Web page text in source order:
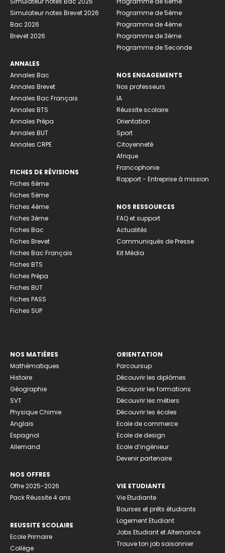
Simulateur notes Brevet 2026
Bac 2026
Brevet 2026
ANNALES
Annales Bac
Annales Brevet
Annales Bac Français
Annales BTS
Annales Prépa
Annales BUT
Annales CRPE
FICHES DE RÉVISIONS
Fiches 6ème
Fiches 5ème
Fiches 4ème
Fiches 3ème
Fiches Bac
Fiches Brevet
Fiches Bac Français
Fiches BTS
Fiches Prépa
Fiches BUT
Fiches PASS
Fiches SUP
Programme de 5ème
Programme de 4ème
Programme de 3ème
Programme de Seconde
NOS ENGAGEMENTS
Nos professeurs
IA
Réussite scolaire
Orientation
Sport
Citoyenneté
Afrique
Francophonie
Rapport - Entreprise à mission
NOS RESSOURCES
FAQ et support
Actualités
Communiqués de Presse
Kit Média
NOS MATIÈRES
Mathématiques
Histoire
Géographie
SVT
Physique Chimie
Anglais
Espagnol
Allemand
NOS OFFRES
Offre 2025-2026
Pack Réussite 4 ans
REUSSITE SCOLAIRE
Ecole Primaire
Collège
ORIENTATION
Parcoursup
Découvrir les diplômes
Découvrir les formations
Découvrir les métiers
Découvrir les écoles
Ecole de commerce
Ecole de design
Ecole d’ingénieur
Devenir partenaire
VIE ETUDIANTE
Vie Etudiante
Bourses et prêts étudiants
Logement Etudiant
Jobs Etudiant et Alternance
Trouve ton job saisonnier